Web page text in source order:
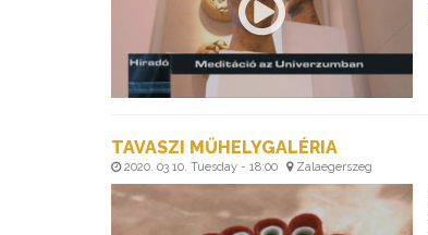
TAVASZI MŰHELYGALÉRIA
2020. 03 10. Tuesday - 18:00 Zalaegerszeg